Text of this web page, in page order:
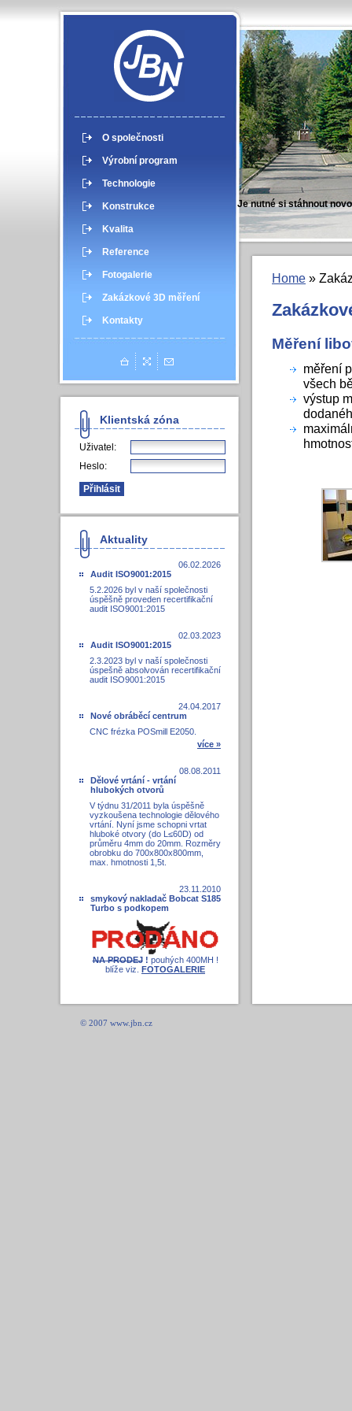
Je nutné si stáhnout
O společnosti
Výrobní program
Technologie
Konstrukce
Kvalita
Reference
Fotogalerie
Zakázkové 3D měření
Kontakty
Klientská zóna
Uživatel:
Heslo:
Aktuality
06.02.2026
Audit ISO9001:2015
5.2.2026 byl v naší společnosti
úspěšně proveden recertifikační
audit ISO9001:2015
02.03.2023
Audit ISO9001:2015
2.3.2023 byl v naší společnosti
úspešně absolvován recertifikační
audit ISO9001:2015
24.04.2017
Nové obráběcí centrum
CNC frézka POSmill E2050.
více »
08.08.2011
Dělové vrtání - vrtání
hlubokých otvorů
V týdnu 31/2011 byla úspěšně
vyzkoušena technologie dělového
vrtání. Nyní jsme schopni vrtat
hluboké otvory (do L≤60D) od
průměru 4mm do 20mm. Rozměry
obrobku do 700x800x800mm,
max. hmotnosti 1,5t.
23.11.2010
smykový nakladač Bobcat S185
Turbo s podkopem
NA PRODEJ! pouhých 400MH !
blíže viz. FOTOGALERIE
Home »
Měření
měření
všech
výstup
© 2007 www.jbn.cz